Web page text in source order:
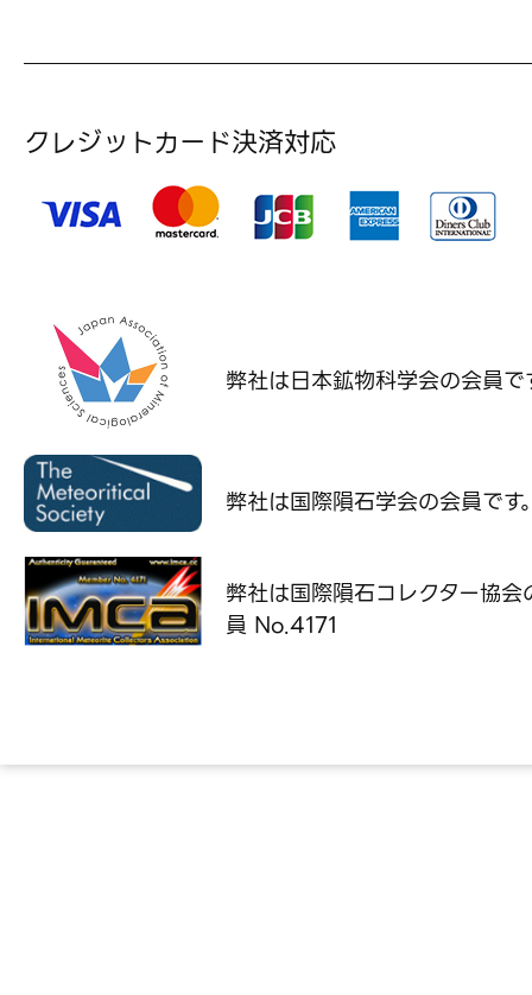
クレジットカード決済対応
弊社は日本鉱物科学会の会員で
弊社は国際隕石学会の会員です
弊社は国際隕石コレクター協会
員 No.4171